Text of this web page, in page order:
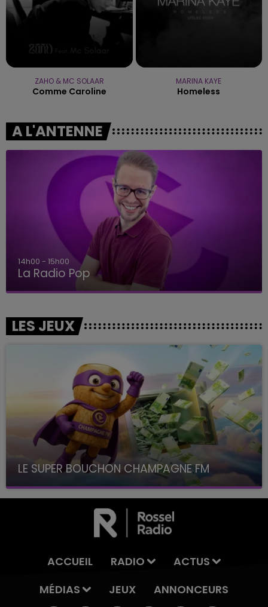
ZAHO & MC SOLAAR
Comme Caroline
MARINA KAYE
Homeless
A L'ANTENNE
14h00 - 15h00
La Radio Pop
LES JEUX
LE SUPER BOUCHON CHAMPAGNE FM
avec La Famille Champagne FM, à 8H10
ACCUEIL RADIO
ACTUS
MÉDIAS
JEUX ANNONCEURS